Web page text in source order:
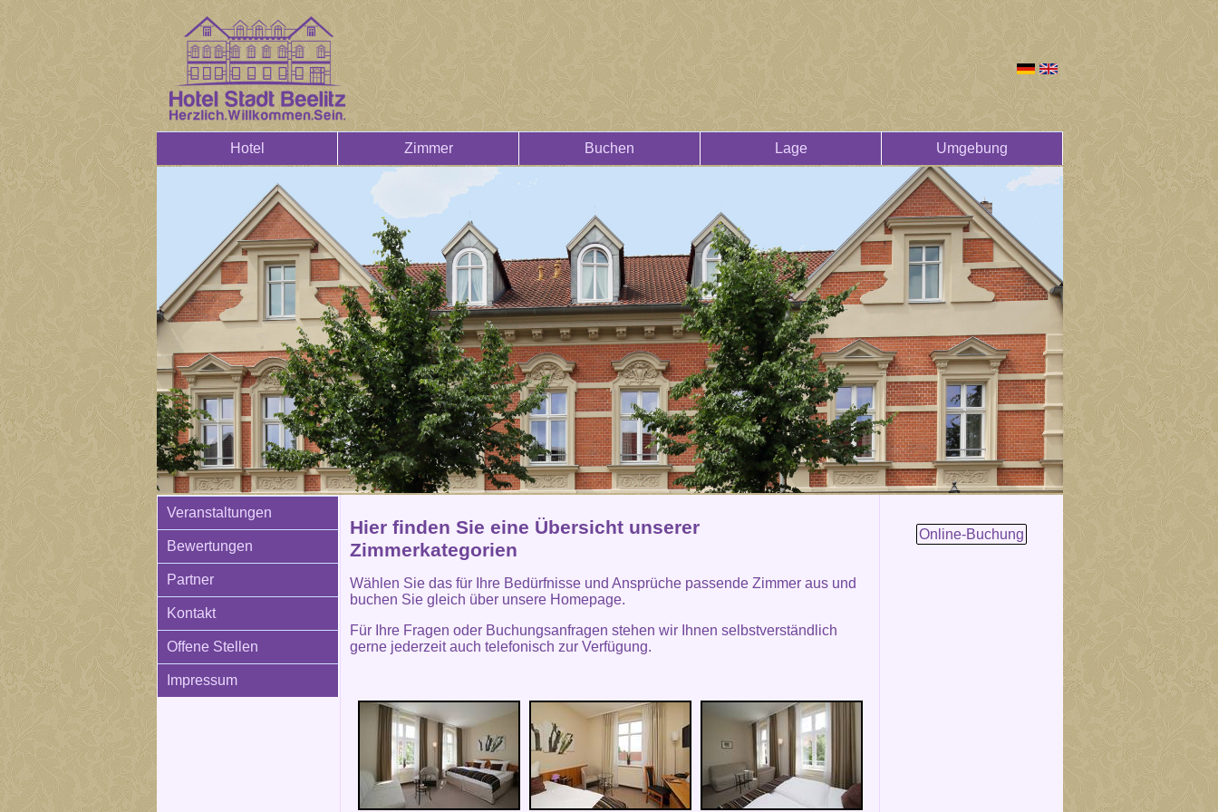
Hotel Zimmer Buchen Lage Umgebung
Veranstaltungen
Bewertungen
Partner
Kontakt
Offene Stellen
Impressum
Hier finden Sie eine Übersicht unserer
Zimmerkategorien
Wählen Sie das für Ihre Bedürfnisse und Ansprüche passende Zimmer aus und
buchen Sie gleich über unsere Homepage.
Für Ihre Fragen oder Buchungsanfragen stehen wir Ihnen selbstverständlich
gerne jederzeit auch telefonisch zur Verfügung.
Online-Buchung